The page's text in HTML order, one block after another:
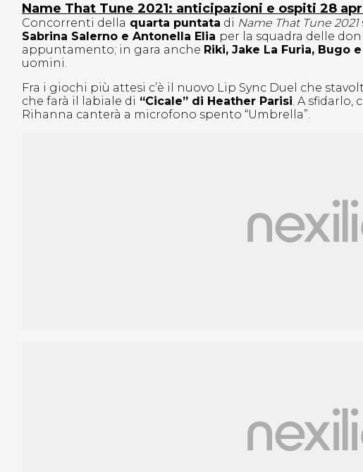
Name That Tune 2021: anticipazioni e ospiti 28
Concorrenti della quarta puntata di Name That Tune 2021
Sabrina Salerno e Antonella Elia per la squadra delle
appuntamento; in gara anche Riki, Jake La Furia, Bugo
uomini.
Fra i giochi più attesi c’è il nuovo Lip Sync Duel che
che farà il labiale di “Cicale” di Heather Parisi. A sfidarlo,
Rihanna canterà a microfono spento “Umbrella”.